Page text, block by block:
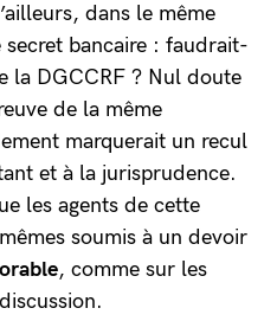
dans le même
bancaire : faudrait-
la DGCCRF ? Nul doute
de la même
marquerait un recul
et à la jurisprudence.
les agents de cette
soumis à un devoir
, comme sur les